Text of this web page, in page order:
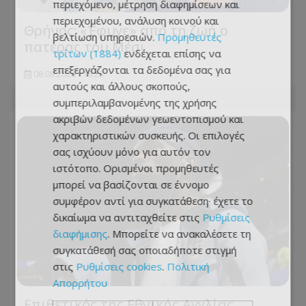
Θρήνος: «Έφυγε» από τη ζωή ο
πατέρας του Μέσι
08.08.2026 - 15:23
περιεχόμενο, μέτρηση διαφημίσεων και
περιεχομένου, ανάλυση κοινού και
βελτίωση υπηρεσιών. Προμηθευτές
τρίτων (1884) ενδέχεται επίσης να
επεξεργάζονται τα δεδομένα σας για
αυτούς και άλλους σκοπούς,
συμπεριλαμβανομένης της χρήσης
ακριβών δεδομένων γεωεντοπισμού και
χαρακτηριστικών συσκευής. Οι επιλογές
σας ισχύουν μόνο για αυτόν τον
ιστότοπο. Ορισμένοι προμηθευτές
μπορεί να βασίζονται σε έννομο
συμφέρον αντί για συγκατάθεση· έχετε το
δικαίωμα να αντιταχθείτε στις Ρυθμίσεις
διαφήμισης. Μπορείτε να ανακαλέσετε τη
συγκατάθεσή σας οποιαδήποτε στιγμή
στις Ρυθμίσεις cookies. Πολιτική
Απορρήτου